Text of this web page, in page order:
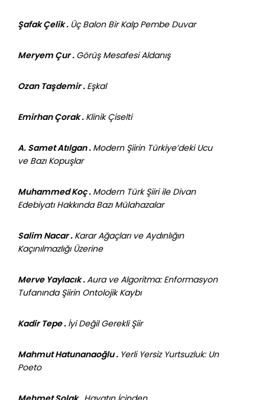
Şafak Çelik . Üç Balon Bir Kalp Pembe Duvar
Meryem Çur . Görüş Mesafesi Aldanış
Ozan Taşdemir . Eşkal
Emirhan Çorak . Klinik Çiselti
A. Samet Atılgan . Modern Şiirin Türkiye’deki Ucu
ve Bazı Kopuşlar
Muhammed Koç . Modern Türk Şiiri ile Divan
Edebiyatı Hakkında Bazı Mülahazalar
Salim Nacar . Karar Ağaçları ve Aydınlığın
Kaçınılmazlığı Üzerine
Merve Yaylacık .Aura ve Algoritma: Enformasyon
Tufanında Şiirin Ontolojik Kaybı
Kadir Tepe . İyi Değil Gerekli Şiir
Mahmut Hatunanaoğlu . Yerli Yersiz Yurtsuzluk: Un
Poeto